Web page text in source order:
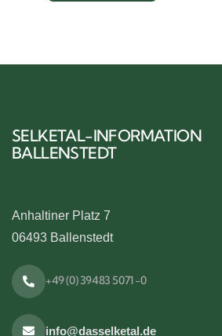
SELKETAL-INFORMATION
BALLENSTEDT
Anhaltiner Platz 7
06493 Ballenstedt
+49 (0) 39483 5071 -0
info@dasselketal.de